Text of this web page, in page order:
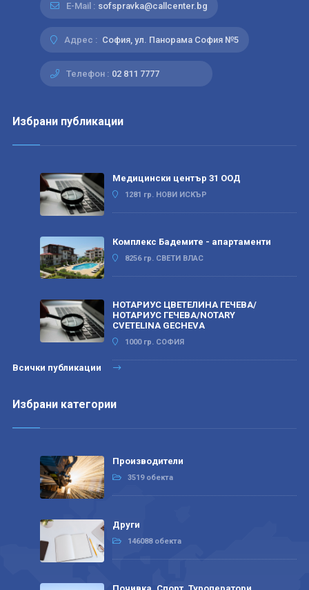
E-Mail : sofspravka@callcenter.bg
Адрес : София, ул. Панорама София №5
Телефон : 02 811 7777
Избрани публикации
Медицински център 31 ООД
1281 гр. НОВИ ИСКЪР
Комплекс Бадемите - апартаменти
8256 гр. СВЕТИ ВЛАС
НОТАРИУС ЦВЕТЕЛИНА ГЕЧЕВА/
НОТАРИУС ГЕЧЕВА/NOTARY
CVETELINA GECHEVA
1000 гр. СОФИЯ
Всички публикации
Избрани категории
Производители
3519 обекта
Други
146088 обекта